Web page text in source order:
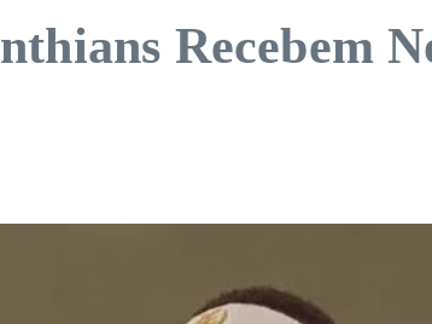
Recebem